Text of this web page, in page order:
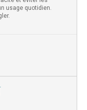
usage quotidien.